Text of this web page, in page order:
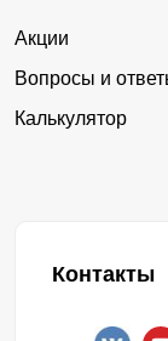
Акции
Вопросы и
Калькулятор
Контакты